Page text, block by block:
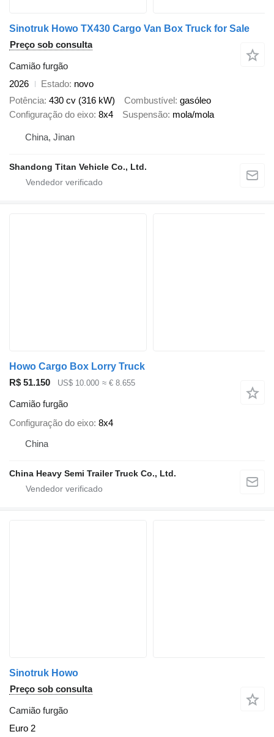
Sinotruk Howo TX430 Cargo Van Box Truck for Sale
Preço sob consulta
Camião furgão
2026
Estado novo
Potência 430 cv (316 kW) Combustível gasóleo
Configuração do eixo 8x4 Suspensão mola/mola
China, Jinan
Shandong Titan Vehicle Co., Ltd.
Howo Cargo Box Lorry Truck
R$ 51.150
US$ 10.000 ≈ € 8.655
Camião furgão
Configuração do eixo 8x4
China
China Heavy Semi Trailer Truck Co., Ltd.
Sinotruk Howo
Preço sob consulta
Camião furgão
Euro 2